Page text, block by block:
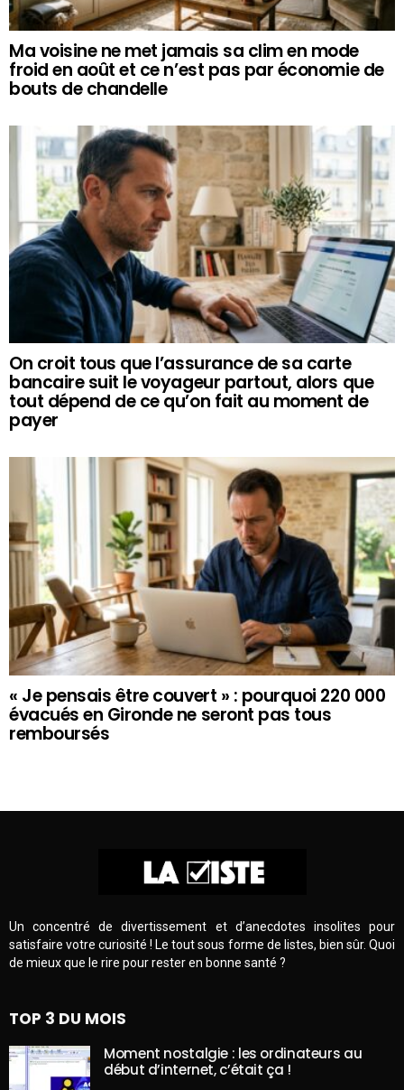
Ma voisine ne met jamais sa clim en mode
froid en août et ce n’est pas par économie de
bouts de chandelle
On croit tous que l’assurance de sa carte
bancaire suit le voyageur partout, alors que
tout dépend de ce qu’on fait au moment de
payer
« Je pensais être couvert » : pourquoi 220 000
évacués en Gironde ne seront pas tous
remboursés
Un concentré de divertissement et d’anecdotes insolites pour
satisfaire votre curiosité ! Le tout sous forme de listes, bien sûr. Quoi
de mieux que le rire pour rester en bonne santé ?
TOP 3 DU MOIS
Moment nostalgie : les ordinateurs au
début d’internet, c’était ça !